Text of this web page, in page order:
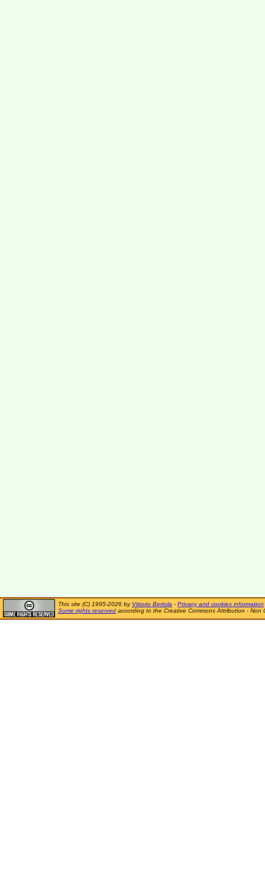
This site (C) 1995-2026 by Vittorio Bertola - Privacy and cookies information
Some rights reserved according to the Creative Commons Attribution - Non